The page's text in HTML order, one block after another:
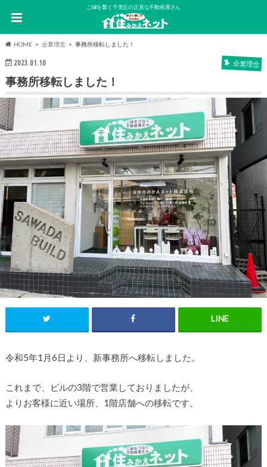
ご縁を繋ぐ千里丘の正直な不動産屋さん
HOME 企業理念 事務所移転しました！
2023.01.10 企業理念
事務所移転しました！
令和5年1月6日より、新事務所へ移転しました。
これまで、ビルの3階で営業しておりましたが、
よりお客様に近い場所、1階店舗への移転です。